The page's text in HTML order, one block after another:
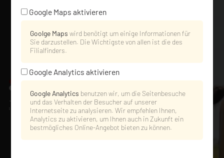
Google Maps aktivieren
Goolge Maps wird benötigt um einige Informationen für
Sie darzustellen. Die Wichtigste von allen ist die des
Filialfinders.
Google Analytics aktivieren
Google Analytics benutzen wir, um die Seitenbesuche
und das Verhalten der Besucher auf unserer
Internetseite zu analysieren. Wir empfehlen Ihnen,
Analytics zu aktivieren, um Ihnen auch in Zukunft ein
bestmögliches Online-Angebot bieten zu können.